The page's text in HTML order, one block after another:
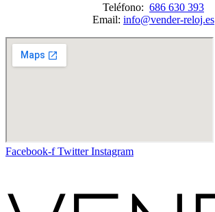
Teléfono: 686 630 393
Email: info@vender-reloj.es
Facebook-f Twitter Instagram